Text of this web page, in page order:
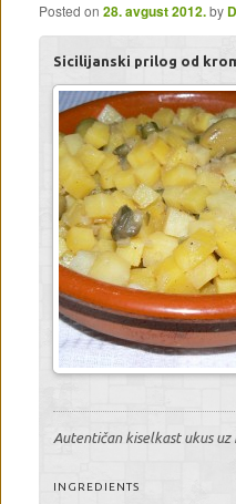
Posted on 28. avgust 2012.by
Sicilijanski prilog od
Autentičan kiselkast ukus uz
INGREDIENTS